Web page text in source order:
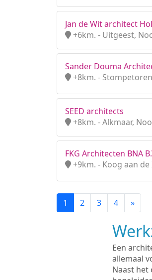
Jan de Wit architect
+6km. - Uitgeest,
Sander Douma
+8km. -
SEED architects
+8km. - Alkmaar,
FKG Architecten BNA
+9km. - Koog aan
1 2 3 4 »
Een
allemaal
Naast